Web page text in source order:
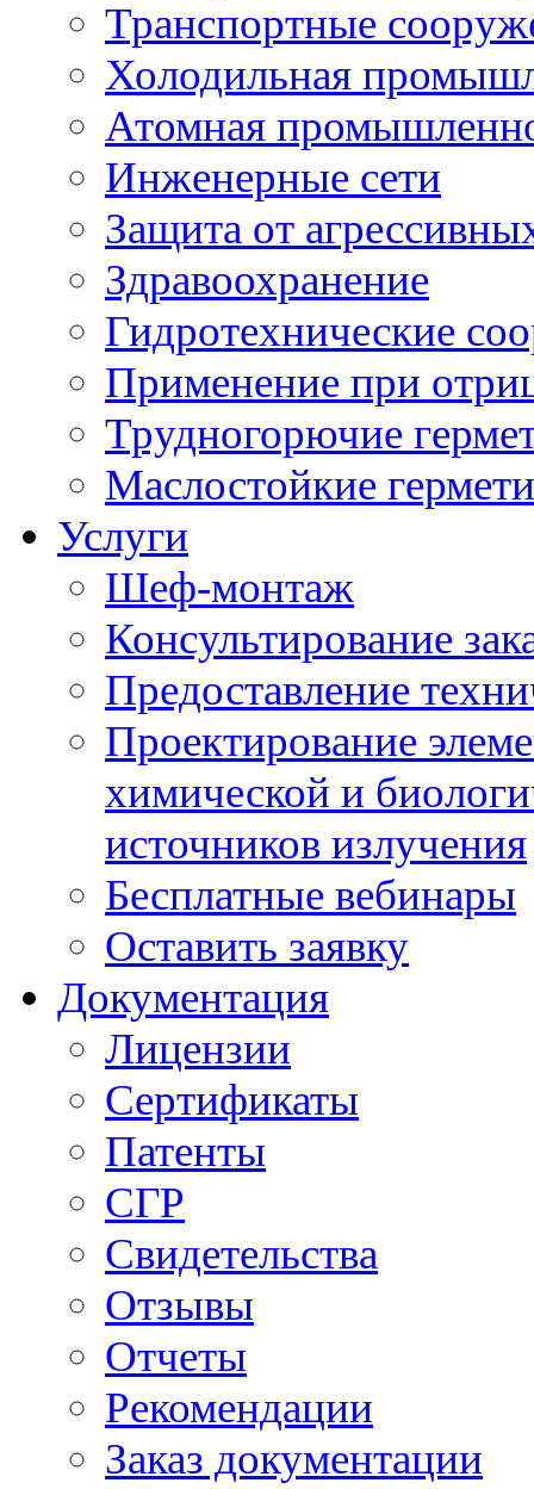
Транспортные
Холодильная
Атомная
Инженерные сети
Защита от
Здравоохранение
Гидротехнические
Применение при
Трудногорючие
Маслостойкие
Услуги
Шеф-монтаж
Консультирование
Предоставление
Проектирование
химической и
источников излучения
Бесплатные вебинары
Оставить заявку
Документация
Лицензии
Сертификаты
Патенты
СГР
Свидетельства
Отзывы
Отчеты
Рекомендации
Заказ документации